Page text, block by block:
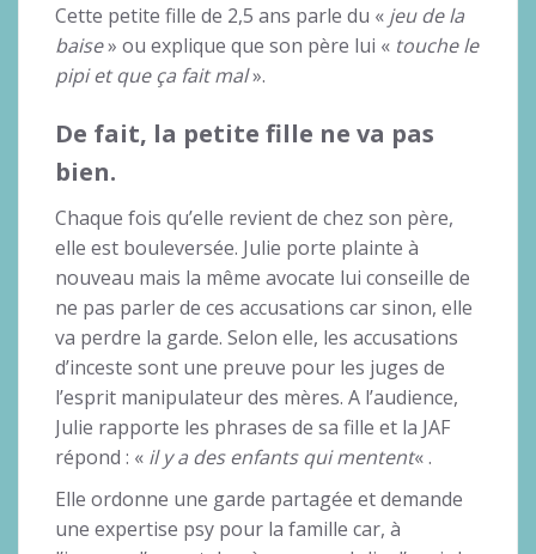
Cette petite fille de 2,5 ans parle du « jeu de la
baise» ou explique que son père lui « touche le
pipi et que ça fait mal».
De fait, la petite fille ne va pas
bien.
Chaque fois qu’elle revient de chez son père,
elle est bouleversée. Julie porte plainte à
nouveau mais la même avocate lui conseille de
ne pas parler de ces accusations car sinon, elle
va perdre la garde. Selon elle, les accusations
d’inceste sont une preuve pour les juges de
l’esprit manipulateur des mères. A l’audience,
Julie rapporte les phrases de sa fille et la JAF
répond : « il y a des enfants qui mentent« .
Elle ordonne une garde partagée et demande
une expertise psy pour la famille car, à